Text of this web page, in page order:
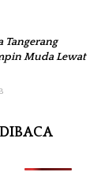
Tangerang
Muda Lewat